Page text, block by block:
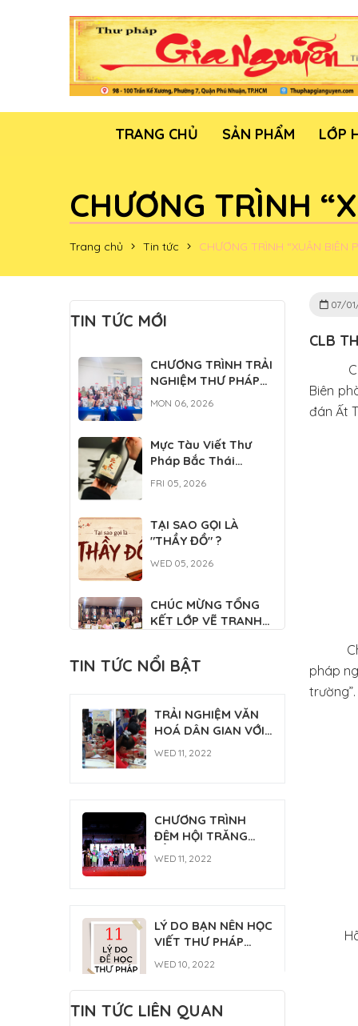
TRANG CHỦ SẢN PHẨM LỚP
CHƯƠNG TRÌNH
Trang chủ Tin tức CHƯƠNG TRÌNH “XUÂN BIÊN
07/
CLB
Biên
đán Ất
pháp
trường”.
TIN TỨC MỚI
CHƯƠNG TRÌNH TRẢI
NGHIỆM THƯ PHÁP
VIỆT DÀNH CHO DU
HỌC SINH QUỐC TẾ
MON 06, 2026
Mực Tàu Viết Thư
Pháp Bắc Thái
500ML
FRI 05, 2026
TẠI SAO GỌI LÀ
"THẦY ĐỒ" ?
WED 05, 2026
CHÚC MỪNG TỔNG
KẾT LỚP VẼ TRANH
TƯỞNG NIỆM ĐỨC
THÁNH TỔ NI ĐẠI ÁI
ĐẠO 2026
FRI 03, 2026
TIN TỨC NỔI BẬT
TRẢI NGHIỆM VĂN
HOÁ DÂN GIAN VỚI
THƯ PHÁP [NGÀY
HỘI TÂN SINH VIÊN
WED 11, 2022
CHƯƠNG TRÌNH
ĐÊM HỘI TRĂNG
RẰM
WED 11, 2022
LÝ DO BẠN NÊN HỌC
VIẾT THƯ PHÁP
NGAY
WED 10, 2022
TIN TỨC LIÊN QUAN